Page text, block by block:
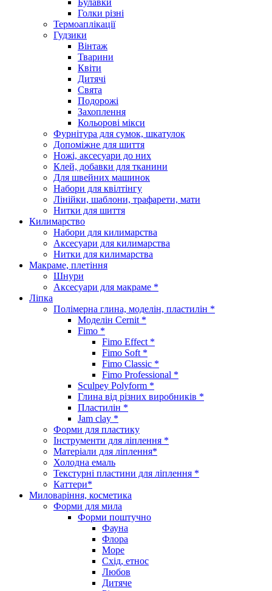
Голки різні
Термоаплікації
Гудзики
Вінтаж
Тварини
Квіти
Дитячі
Свята
Подорожі
Захоплення
Кольорові мікси
Фурнітура для сумок, шкатулок
Допоміжне для шиття
Ножі, аксесуари до них
Клей, добавки для тканини
Для швейних машинок
Набори для квілтінгу
Лінійки, шаблони, трафарети, мати
Нитки для шиття
Килимарство
Набори для килимарства
Аксесуари для килимарства
Нитки для килимарства
Макраме, плетіння
Шнури
Аксесуари для макраме *
Ліпка
Полімерна глина, моделін, пластилін *
Моделін Cernit *
Fimo *
Fimo Effect *
Fimo Soft *
Fimo Classic *
Fimo Professional *
Sculpey Polyform *
Глина від різних виробників *
Пластилін *
Jam clay *
Форми для пластику
Інструменти для ліплення *
Матеріали для ліплення*
Холодна емаль
Текстурні пластини для ліплення *
Каттери*
Миловаріння, косметика
Форми для мила
Форми поштучно
Фауна
Флора
Море
Схід, етнос
Любов
Дитяче